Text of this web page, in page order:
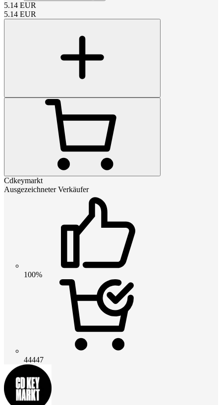
5.14 EUR
5.14 EUR
Cdkeymarkt
Ausgezeichneter Verkäufer
100%
44447